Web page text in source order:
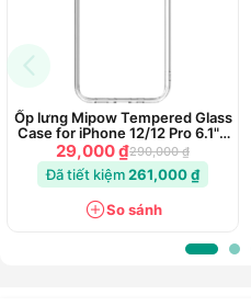
Ốp lưng Mipow Tempered Glass
Case for iPhone 12/12 Pro 6.1" -
Chính hãng
29,000 ₫290,000 ₫
Đã tiết kiệm261,000 ₫
So sánh